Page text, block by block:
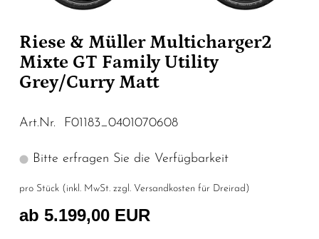
Riese & Müller Multicharger2
Mixte GT Family Utility
Grey/Curry Matt
Art.Nr. F01183_0401070608
Bitte erfragen Sie die Verfügbarkeit
pro Stück (inkl. MwSt. zzgl. Versandkosten für Dreirad )
ab 5.199,00 EUR